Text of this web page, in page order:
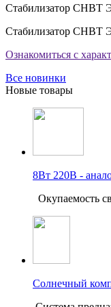
Стабилизатор
Стабилизатор СНВТ
Ознакомиться с
Все новинки
Новые товары
8Вт 220В -
Окупаемость
Солнечный